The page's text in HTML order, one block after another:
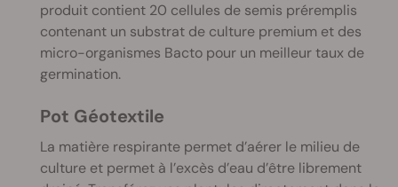
produit contient 20 cellules de semis préremplis
contenant un substrat de culture premium et des
micro-organismes Bacto pour un meilleur taux de
germination.
Pot Géotextile
La matière respirante permet d’aérer le milieu de
culture et permet à l’excès d’eau d’être librement